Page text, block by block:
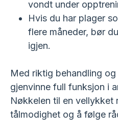
vondt under
Hvis du har plager
flere måneder, bør
igjen.
Med riktig behandling
gjenvinne full funksjon i
Nøkkelen til en vellykket
tålmodighet og å følge